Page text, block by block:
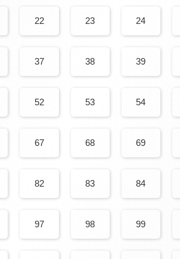
22 23 24
37 38 39
52 53 54
67 68 69
82 83 84
97 98 99